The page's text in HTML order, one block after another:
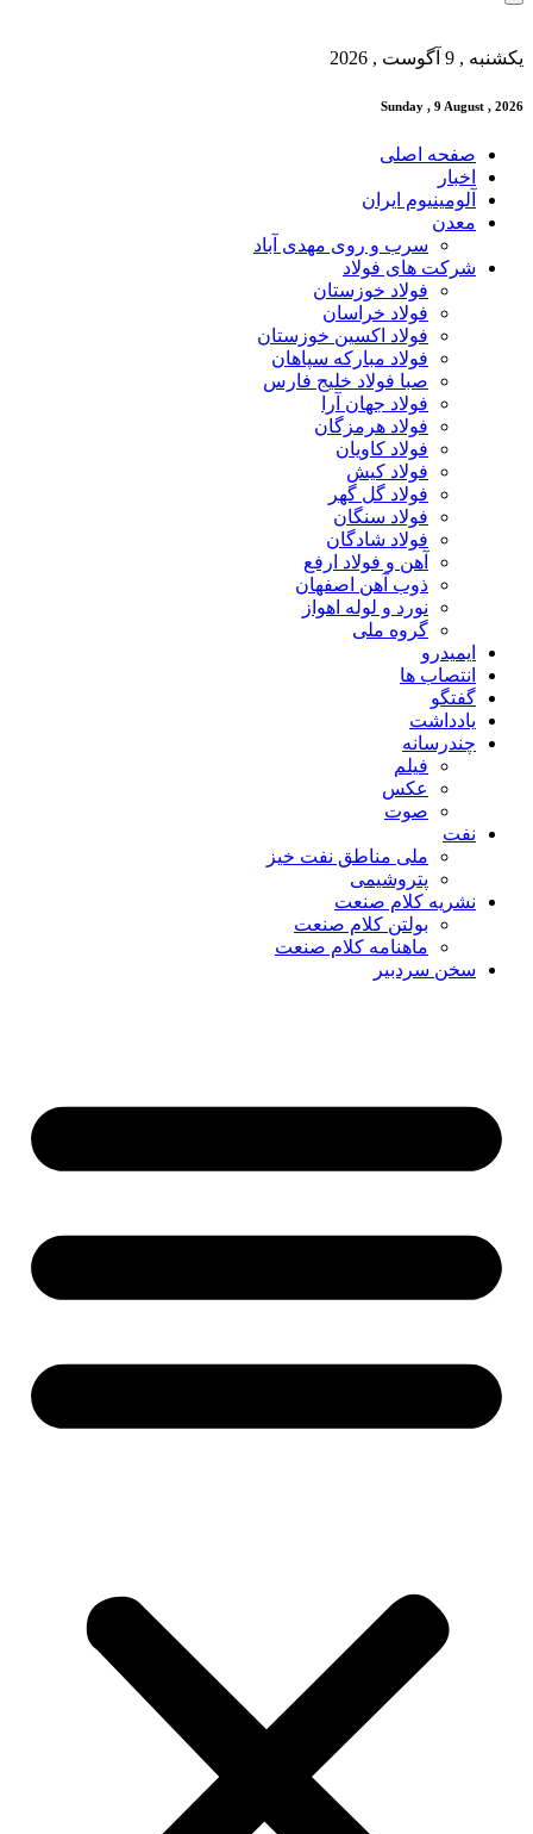
یکشنبه , 9 آگوست , 2026
Sunday , 9 August , 2026
صفحه اصلی
اخبار
آلومینیوم ایران
معدن
سرب و روی مهدی آباد
شرکت های فولاد
فولاد خوزستان
فولاد خراسان
فولاد اکسین خوزستان
فولاد مبارکه سپاهان
صبا فولاد خلیج فارس
فولاد جهان آرا
فولاد هرمزگان
فولاد کاویان
فولاد کیش
فولاد گل گهر
فولاد سنگان
فولاد شادگان
آهن و فولاد ارفع
ذوب آهن اصفهان
نورد و لوله اهواز
گروه ملی
ایمیدرو
انتصاب ها
گفتگو
یادداشت
چندرسانه
فیلم
عکس
صوت
نفت
ملی مناطق نفت خیز
پتروشیمی
نشریه کلام صنعت
بولتن کلام صنعت
ماهنامه کلام صنعت
سخن سردبیر